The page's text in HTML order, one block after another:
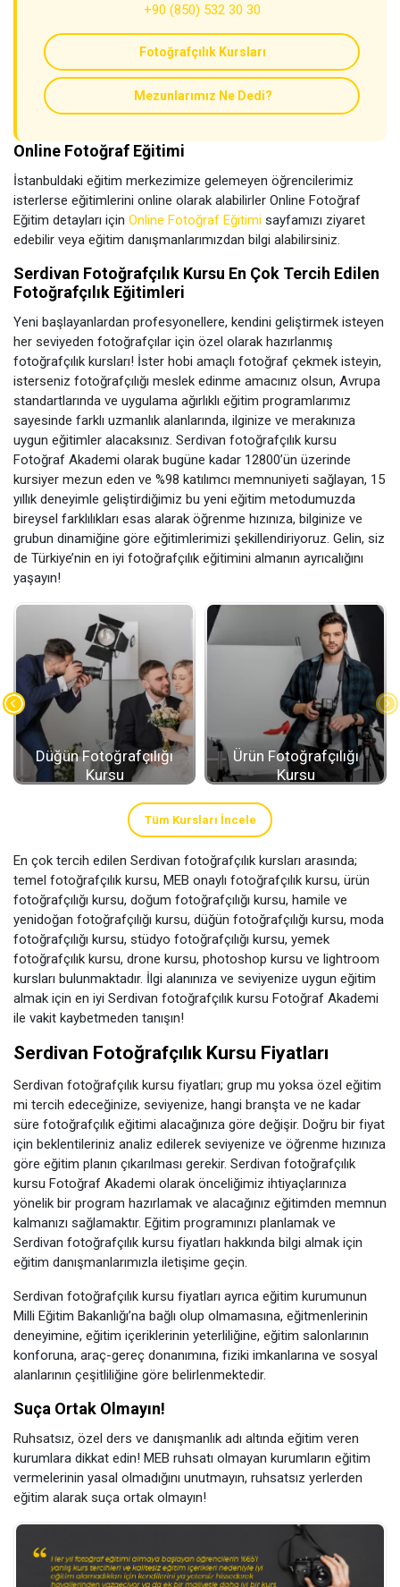
+90 (850) 532 30 30
Fotoğrafçılık Kursları
Mezunlarımız Ne Dedi?
Online Fotoğraf Eğitimi
İstanbuldaki eğitim merkezimize gelemeyen öğrencilerimiz
isterlerse eğitimlerini online olarak alabilirler Online Fotoğraf
Eğitim detayları için Online Fotoğraf Eğitimi sayfamızı ziyaret
edebilir veya eğitim danışmanlarımızdan bilgi alabilirsiniz.
Serdivan Fotoğrafçılık Kursu En Çok Tercih Edilen
Fotoğrafçılık Eğitimleri
Yeni başlayanlardan profesyonellere, kendini geliştirmek isteyen
her seviyeden fotoğrafçılar için özel olarak hazırlanmış
fotoğrafçılık kursları! İster hobi amaçlı fotoğraf çekmek isteyin,
isterseniz fotoğrafçılığı meslek edinme amacınız olsun, Avrupa
standartlarında ve uygulama ağırlıklı eğitim programlarımız
sayesinde farklı uzmanlık alanlarında, ilginize ve merakınıza
uygun eğitimler alacaksınız. Serdivan fotoğrafçılık kursu
Fotoğraf Akademi olarak bugüne kadar 12800’ün üzerinde
kursiyer mezun eden ve %98 katılımcı memnuniyeti sağlayan, 15
yıllık deneyimle geliştirdiğimiz bu yeni eğitim metodumuzda
bireysel farklılıkları esas alarak öğrenme hızınıza, bilginize ve
grubun dinamiğine göre eğitimlerimizi şekillendiriyoruz. Gelin, siz
de Türkiye’nin en iyi fotoğrafçılık eğitimini almanın ayrıcalığını
yaşayın!
Düğün Fotoğrafçılığı
Kursu
Ürün Fotoğrafçılığı
Kursu
Tüm Kursları İncele
En çok tercih edilen Serdivan fotoğrafçılık kursları arasında;
temel fotoğrafçılık kursu, MEB onaylı fotoğrafçılık kursu, ürün
fotoğrafçılığı kursu, doğum fotoğrafçılığı kursu, hamile ve
yenidoğan fotoğrafçılığı kursu, düğün fotoğrafçılığı kursu, moda
fotoğrafçılığı kursu, stüdyo fotoğrafçılığı kursu, yemek
fotoğrafçılık kursu, drone kursu, photoshop kursu ve lightroom
kursları bulunmaktadır. İlgi alanınıza ve seviyenize uygun eğitim
almak için en iyi Serdivan fotoğrafçılık kursu Fotoğraf Akademi
ile vakit kaybetmeden tanışın!
Serdivan Fotoğrafçılık Kursu Fiyatları
Serdivan fotoğrafçılık kursu fiyatları; grup mu yoksa özel eğitim
mi tercih edeceğinize, seviyenize, hangi branşta ve ne kadar
süre fotoğrafçılık eğitimi alacağınıza göre değişir. Doğru bir fiyat
için beklentileriniz analiz edilerek seviyenize ve öğrenme hızınıza
göre eğitim planın çıkarılması gerekir. Serdivan fotoğrafçılık
kursu Fotoğraf Akademi olarak önceliğimiz ihtiyaçlarınıza
yönelik bir program hazırlamak ve alacağınız eğitimden memnun
kalmanızı sağlamaktır. Eğitim programınızı planlamak ve
Serdivan fotoğrafçılık kursu fiyatları hakkında bilgi almak için
eğitim danışmanlarımızla iletişime geçin.
Serdivan fotoğrafçılık kursu fiyatları ayrıca eğitim kurumunun
Milli Eğitim Bakanlığı’na bağlı olup olmamasına, eğitmenlerinin
deneyimine, eğitim içeriklerinin yeterliliğine, eğitim salonlarının
konforuna, araç-gereç donanımına, fiziki imkanlarına ve sosyal
alanlarının çeşitliliğine göre belirlenmektedir.
Suça Ortak Olmayın!
Ruhsatsız, özel ders ve danışmanlık adı altında eğitim veren
kurumlara dikkat edin! MEB ruhsatı olmayan kurumların eğitim
vermelerinin yasal olmadığını unutmayın, ruhsatsız yerlerden
eğitim alarak suça ortak olmayın!